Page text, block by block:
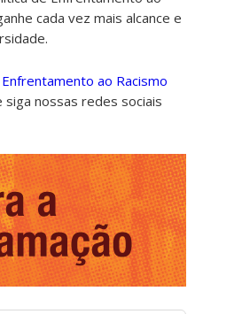
cada vez mais alcance e
ao Racismo
siga nossas redes sociais